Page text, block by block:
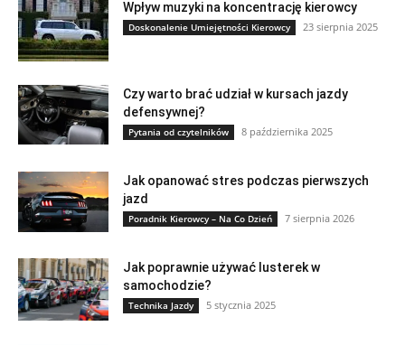
Wpływ muzyki na koncentrację kierowcy
Doskonalenie Umiejętności Kierowcy 23 sierpnia 2025
Czy warto brać udział w kursach jazdy
defensywnej?
Pytania od czytelników 8 października 2025
Jak opanować stres podczas pierwszych
jazd
Poradnik Kierowcy – Na Co Dzień 7 sierpnia 2026
Jak poprawnie używać lusterek w
samochodzie?
Technika Jazdy 5 stycznia 2025